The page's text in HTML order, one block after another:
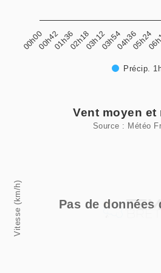
Précip.
00h0000h4201h3602h1803h1203h5404h3605h24
Vent moyen et rafales
The chart has 1 X axis displaying
The chart has 1 Y axis
Vitesse (km/h)
Vent moyen et
Source : Météo
Pas de